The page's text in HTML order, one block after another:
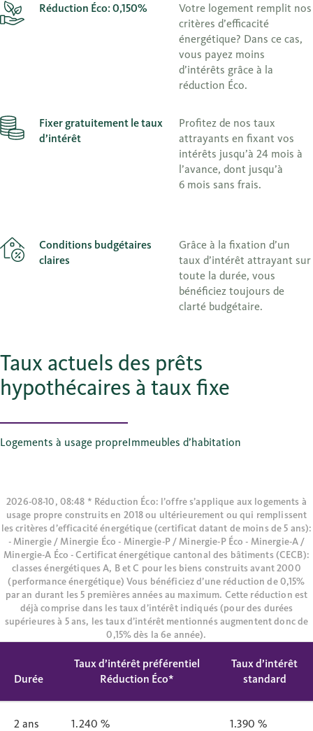
Réduction Éco: 0,150%
Votre logement remplit nos
critères d’efficacité
énergétique? Dans ce cas,
vous payez moins
d’intérêts grâce à la
réduction Éco.
Fixer gratuitement le taux
d’intérêt
Profitez de nos taux
attrayants en fixant vos
intérêts jusqu’à 24 mois à
l’avance, dont jusqu’à
6 mois sans frais.
Conditions budgétaires
claires
Grâce à la fixation d’un
taux d’intérêt attrayant sur
toute la durée, vous
bénéficiez toujours de
clarté budgétaire.
Taux actuels des prêts
hypothécaires à taux fixe
Logements à usage propreImmeubles d’habitation
2026-08-10, 08:48 * Réduction Éco: l’offre s’applique aux logements à
usage propre construits en 2018 ou ultérieurement ou qui remplissent
les critères d’efficacité énergétique (certificat datant de moins de 5 ans):
- Minergie / Minergie Éco - Minergie-P / Minergie-P Éco - Minergie-A /
Minergie-A Éco - Certificat énergétique cantonal des bâtiments (CECB):
classes énergétiques A, B et C pour les biens construits avant 2000
(performance énergétique) Vous bénéficiez d’une réduction de 0,15%
par an durant les 5 premières années au maximum. Cette réduction est
déjà comprise dans les taux d’intérêt indiqués (pour des durées
supérieures à 5 ans, les taux d’intérêt mentionnés augmentent donc de
0,15% dès la 6e année).
Durée
Taux d’intérêt préférentiel
Réduction Éco*
Taux d’intérêt
standard
2 ans 1.240 % 1.390 %